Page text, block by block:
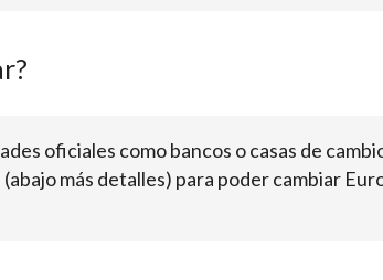
oficiales como bancos o casas de
más detalles) para poder cambiar